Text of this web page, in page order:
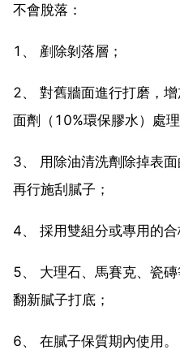
不會脫落：
1、 剷除剝落層；
2、 對舊牆面進行打磨，
面劑（10%環保膠水）處理
3、 用除油清洗劑除掉表
再行施刮膩子；
4、 採用雙組分或專用的合
5、 大理石、馬賽克、瓷
翻新膩子打底；
6、 在膩子保質期內使用。